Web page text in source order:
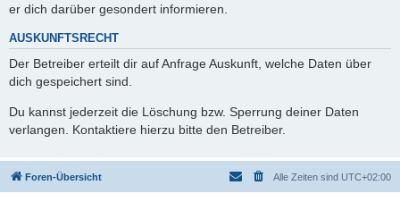
er dich darüber gesondert informieren.
AUSKUNFTSRECHT
Der Betreiber erteilt dir auf Anfrage Auskunft, welche Daten über
dich gespeichert sind.
Du kannst jederzeit die Löschung bzw. Sperrung deiner Daten
verlangen. Kontaktiere hierzu bitte den Betreiber.
Foren-Übersicht Alle Zeiten sind UTC+02:00